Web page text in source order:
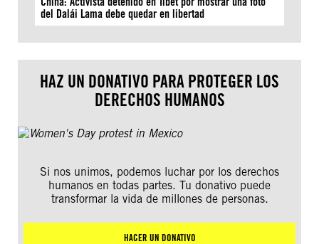
del Dalái Lama debe quedar en libertad
HAZ UN DONATIVO PARA PROTEGER LOS
DERECHOS HUMANOS
Si nos unimos, podemos luchar por los derechos
humanos en todas partes. Tu donativo puede
transformar la vida de millones de personas.
HACER UN DONATIVO